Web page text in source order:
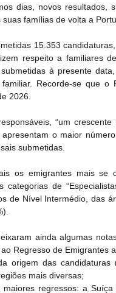
dias, novos resultados,
famílias de volta a
15.353
respeito a familiares
à presente
Recorde-se que
2026.
“um
o maior
submetidas.
os emigrantes mais se
categorias de
de Nível Intermédio, das
ainda algumas
Regresso de Emigrantes
origem das
mais diversas;
maiores regressos: a